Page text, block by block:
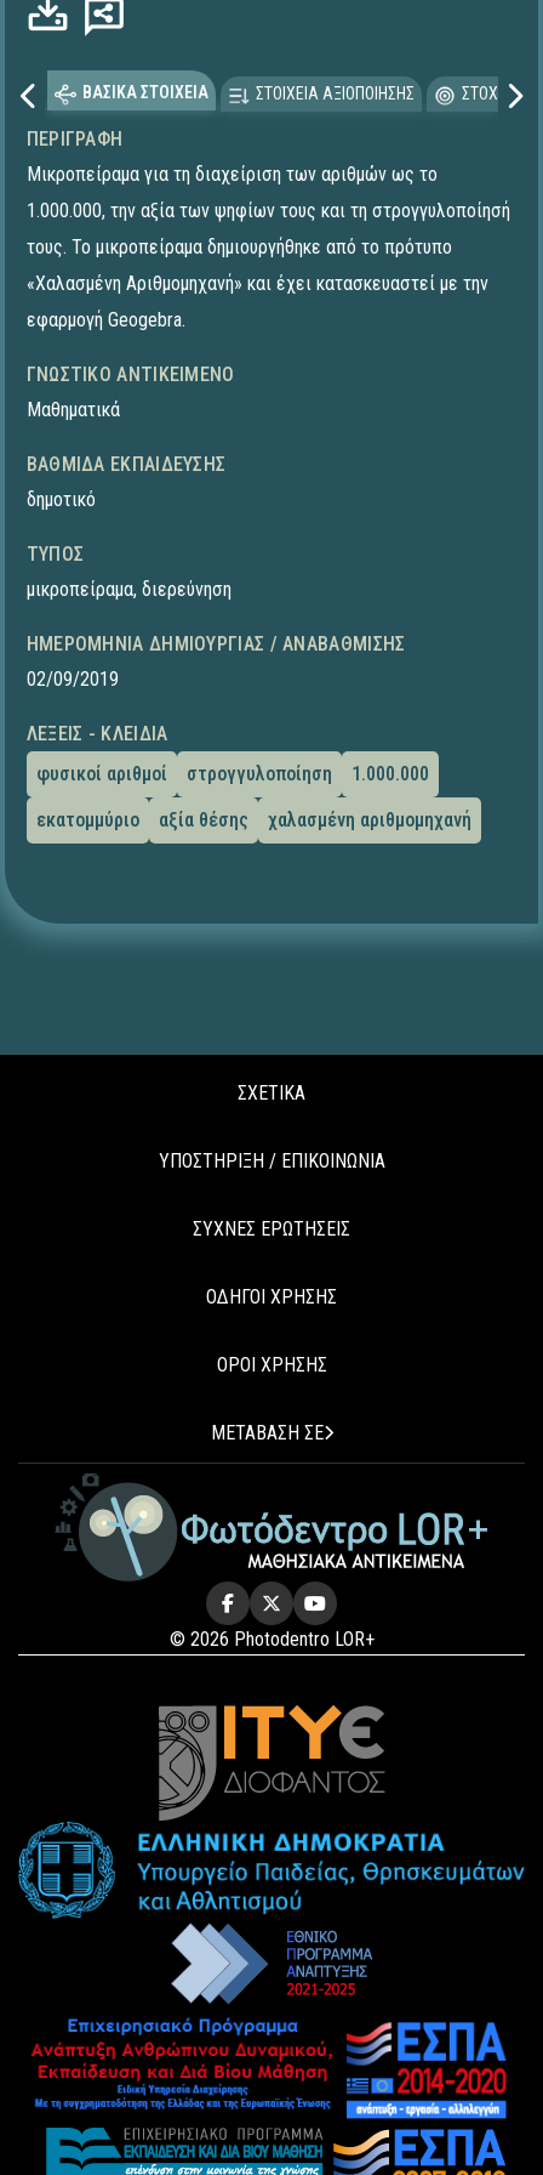
ΒΑΣΙΚΑ ΣΤΟΙΧΕΙΑ ΣΤΟΙΧΕΙΑ ΑΞΙΟΠΟΙΗΣΗΣ
ΠΕΡΙΓΡΑΦΉ
Μικροπείραμα για τη διαχείριση των αριθμών ως το
1.000.000, την αξία των ψηφίων τους και τη στρογγυλοποίησή
τους. Το μικροπείραμα δημιουργήθηκε από το πρότυπο
«Χαλασμένη Αριθμομηχανή» και έχει κατασκευαστεί με την
εφαρμογή Geogebra.
ΓΝΩΣΤΙΚΌ ΑΝΤΙΚΕΊΜΕΝΟ
Μαθηματικά
ΒΑΘΜΊΔΑ ΕΚΠΑΊΔΕΥΣΗΣ
δημοτικό
ΤΎΠΟΣ
μικροπείραμα, διερεύνηση
ΗΜΕΡΟΜΗΝΊΑ ΔΗΜΙΟΥΡΓΊΑΣ / ΑΝΑΒΆΘΜΙΣΗΣ
02/09/2019
ΛΈΞΕΙΣ - ΚΛΕΙΔΙΆ
φυσικοί αριθμοί
στρογγυλοποίηση
1.000.000
εκατομμύριο
αξία θέσης χαλασμένη αριθμομηχανή
ΣΧΕΤΙΚΑ
ΥΠΟΣΤΗΡΙΞΗ / ΕΠΙΚΟΙΝΩΝΙΑ
ΣΥΧΝΕΣ ΕΡΩΤΗΣΕΙΣ
ΟΔΗΓΟΙ ΧΡΗΣΗΣ
ΟΡΟΙ ΧΡΗΣΗΣ
ΜΕΤΑΒΑΣΗ ΣΕ
© 2026 Photodentro LOR+